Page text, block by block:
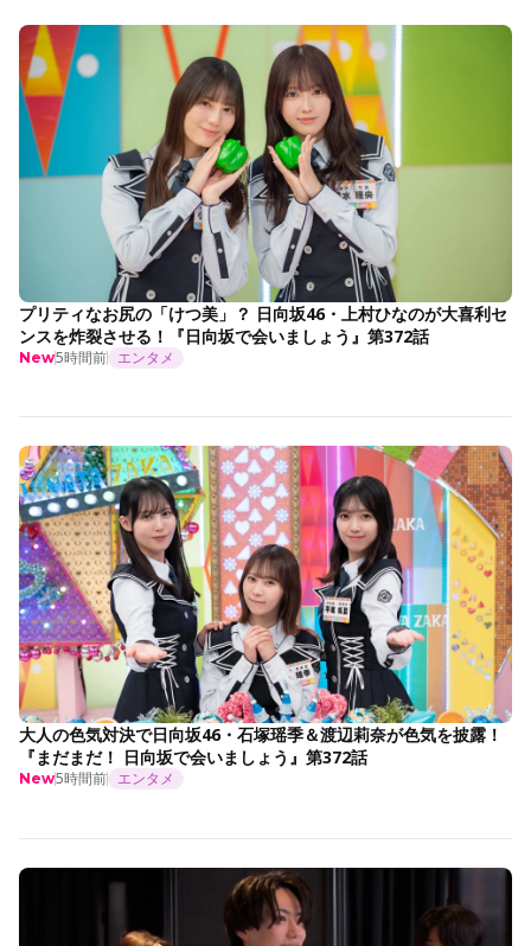
プリティなお尻の「けつ美」？ 日向坂46・上村ひなのが大喜利セ
ンスを炸裂させる！『日向坂で会いましょう』第372話
New5時間前 エンタメ
大人の色気対決で日向坂46・石塚瑶季＆渡辺莉奈が色気を披露！
『まだまだ！ 日向坂で会いましょう』第372話
New5時間前 エンタメ